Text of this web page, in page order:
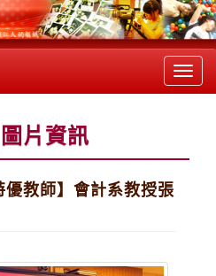
片資訊
優教師】會計系教授張